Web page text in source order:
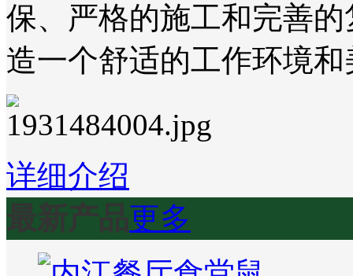
保、严格的施工和完善
造一个舒适的工作环境
详细介绍
最新产品更多